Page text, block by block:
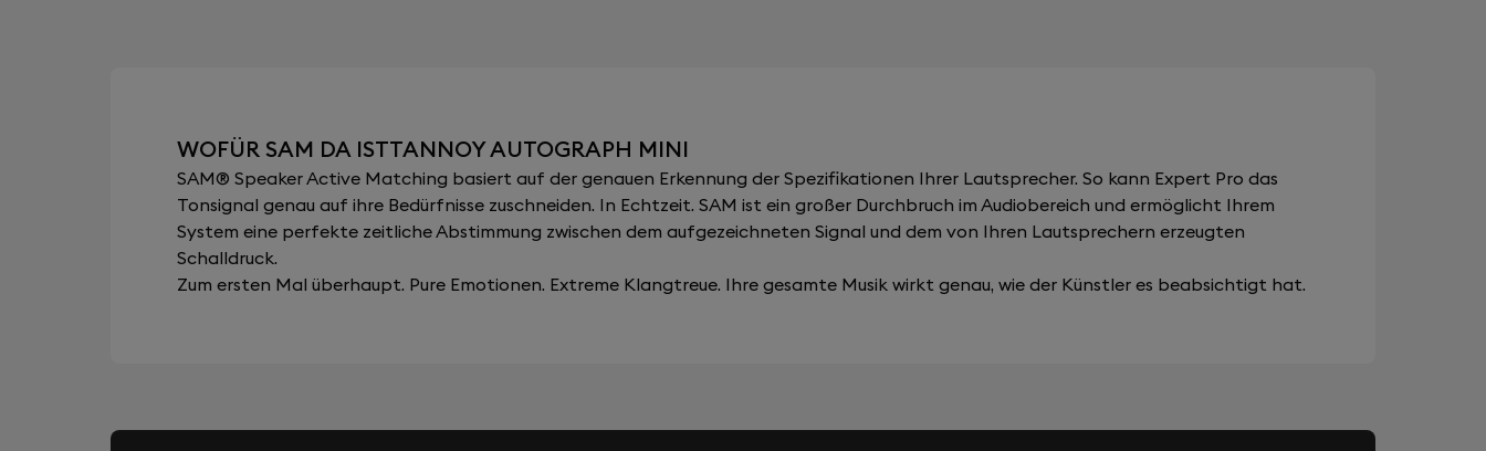
WOFÜR SAM DA ISTTANNOY AUTOGRAPH MINI
SAM® Speaker Active Matching basiert auf der genauen Erkennung der Spezifikationen Ihrer Lautsprecher. So kann Expert Pro das
Tonsignal genau auf ihre Bedürfnisse zuschneiden. In Echtzeit. SAM ist ein großer Durchbruch im Audiobereich und ermöglicht Ihrem
System eine perfekte zeitliche Abstimmung zwischen dem aufgezeichneten Signal und dem von Ihren Lautsprechern erzeugten
Schalldruck.
Zum ersten Mal überhaupt. Pure Emotionen. Extreme Klangtreue. Ihre gesamte Musik wirkt genau, wie der Künstler es beabsichtigt hat.